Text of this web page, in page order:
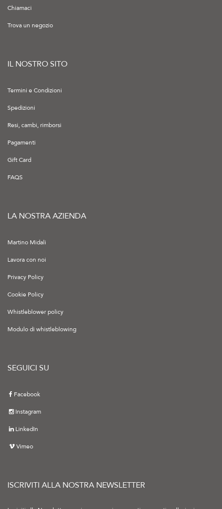
Chiamaci
Trova un negozio
IL NOSTRO SITO
Termini e Condizioni
Spedizioni
Resi, cambi, rimborsi
Pagamenti
Gift Card
FAQS
LA NOSTRA AZIENDA
Martino Midali
Lavora con noi
Privacy Policy
Cookie Policy
Whistleblower policy
Modulo di whistleblowing
SEGUICI SU
Facebook
Instagram
LinkedIn
Vimeo
ISCRIVITI ALLA NOSTRA NEWSLETTER